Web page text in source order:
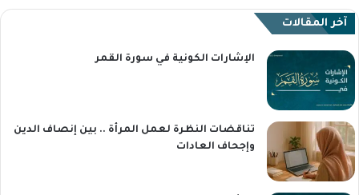
آخر المقالات
الإشارات الكونية في سورة القمر
تناقضات النظرة لعمل المرأة .. بين إنصاف الدين
وإجحاف العادات